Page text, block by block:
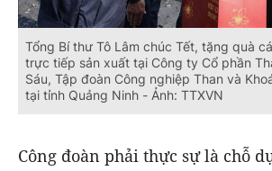
Tổng Bí thư Tô Lâm chúc Tết, tặng quà
trực tiếp sản xuất tại Công ty Cổ phần
Sáu, Tập đoàn Công nghiệp Than và
tại tỉnh Quảng Ninh - Ảnh: TTXVN
Công đoàn phải thực sự là chỗ